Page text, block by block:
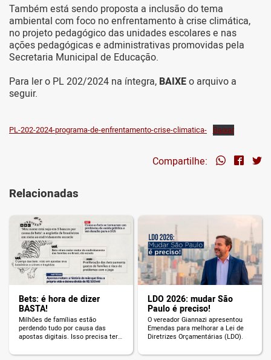
Também está sendo proposta a inclusão do tema
ambiental com foco no enfrentamento à crise climática,
no projeto pedagógico das unidades escolares e nas
ações pedagógicas e administrativas promovidas pela
Secretaria Municipal de Educação.
Para ler o PL 202/2024 na íntegra, BAIXEo arquivo a
seguir.
PL-202-2024-programa-de-enfrentamento-crise-climatica- Baixar
Compartilhe:
Relacionadas
Bets: é hora de dizer
BASTA!
Milhões de famílias estão
perdendo tudo por causa das
apostas digitais. Isso precisa ter
LDO 2026: mudar São
Paulo é preciso!
O vereador Giannazi apresentou
Emendas para melhorar a Lei de
Diretrizes Orçamentárias (LDO).